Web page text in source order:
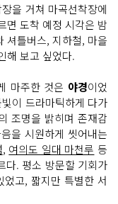
을 거쳐 마곡선착장에
면 도착 예정 시각은 밤
셔틀버스, 지하철, 마을
해 보고 싶었다.
마주한 것은 야경이었
이 드라마틱하게 다가
조명을 밝히며 존재감
을 시원하게 씻어내는
, 여의도 일대 마천루 등
다. 평소 방문할 기회가
었고, 짧지만 특별한 서